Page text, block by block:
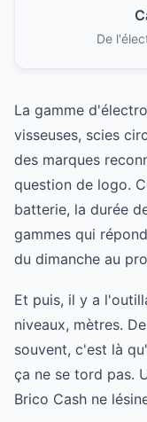
De
La gamme
visseuses, scies
des marques
question de logo.
batterie, la durée
gammes qui
du dimanche au
Et puis, il y a
niveaux, mètres.
souvent, c'est là
ça ne se tord pas.
Brico Cash ne